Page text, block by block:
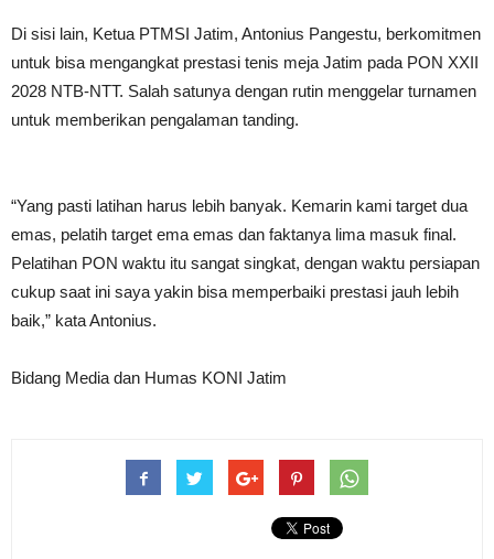
Di sisi lain, Ketua PTMSI Jatim, Antonius Pangestu, berkomitmen
untuk bisa mengangkat prestasi tenis meja Jatim pada PON XXII
2028 NTB-NTT. Salah satunya dengan rutin menggelar turnamen
untuk memberikan pengalaman tanding.
“Yang pasti latihan harus lebih banyak. Kemarin kami target dua
emas, pelatih target ema emas dan faktanya lima masuk final.
Pelatihan PON waktu itu sangat singkat, dengan waktu persiapan
cukup saat ini saya yakin bisa memperbaiki prestasi jauh lebih
baik,” kata Antonius.
Bidang Media dan Humas KONI Jatim